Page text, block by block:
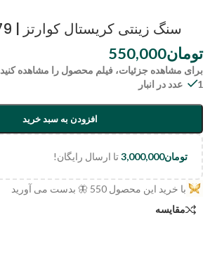
سنگ زینتی کریستال کوارتز | code:0679
تومان550,000
برای مشاهده جزئیات، فیلم محصول را مشاهده کنید
1 عدد در انبار
افزودن به سبد خرید
تومان3,000,000تا ارسال رایگان!
با خرید این محصول 550 🦋 بدست می آورید
مقایسه